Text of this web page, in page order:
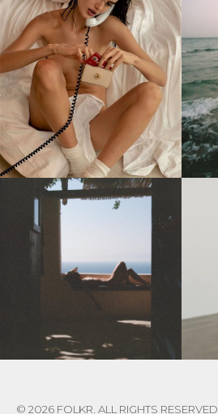
© 2026 FOLKR. ALL RIGHTS RESERVED.